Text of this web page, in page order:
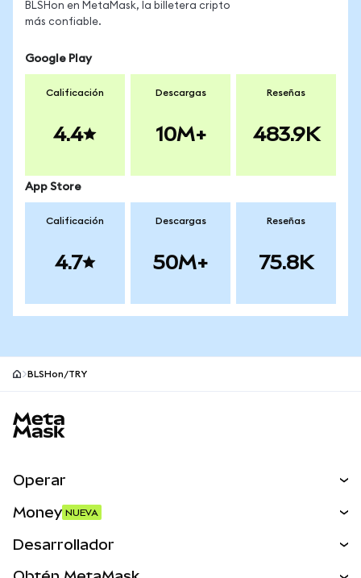
BLSHon en MetaMask, la billetera cripto
más confiable.
Google Play
Calificación
4.4
Descargas
10M+
Reseñas
483.9K
App Store
Calificación
4.7
Descargas
50M+
Reseñas
75.8K
BLSHon/TRY
Operar
Money NUEVA
Desarrollador